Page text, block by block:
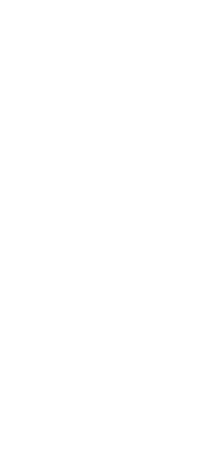
guia completo
cobram taxa
completa com